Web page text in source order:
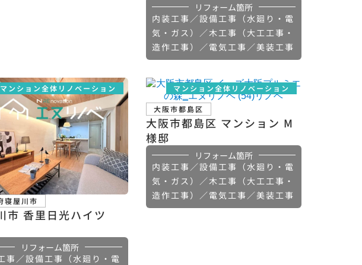
リフォーム箇所
内装工事／設備工事（水廻り・電
気・ガス）／木工事（大工工事・
造作工事）／電気工事／美装工事
マンション全体リノベーション
寝屋川市
市 香里日光ハイツ
リフォーム箇所
事／設備工事（水廻り・電
マンション全体リノベーション
大阪市都島区
大阪市都島区 マンション М
様邸
リフォーム箇所
内装工事／設備工事（水廻り・電
気・ガス）／木工事（大工工事・
造作工事）／電気工事／美装工事